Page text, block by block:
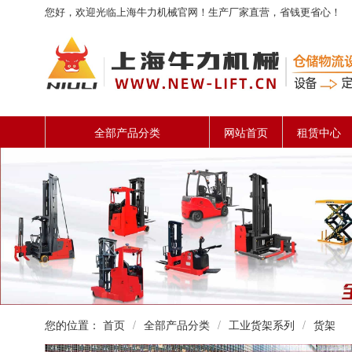
您好，欢迎光临上海牛力机械官网！生产厂家直营，省钱更省心！
全部产品分类 网站首页 租赁中心
您的位置： 首页 / 全部产品分类 / 工业货架系列 / 货架